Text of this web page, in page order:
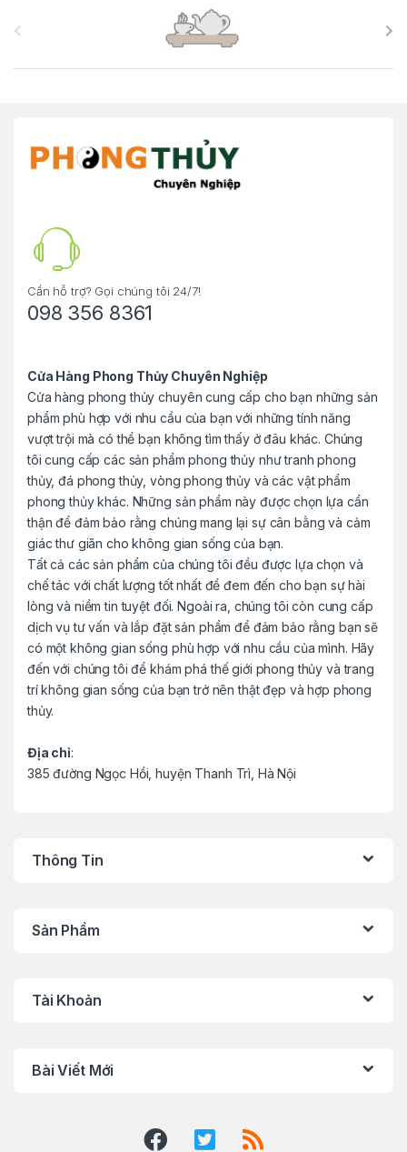
Cần hỗ trợ? Gọi chúng tôi 24/7!
098 356 8361
Cửa Hàng Phong Thủy Chuyên Nghiệp
Cửa hàng phong thủy chuyên cung cấp cho bạn những sản
phẩm phù hợp với nhu cầu của bạn với những tính năng
vượt trội mà có thể bạn không tìm thấy ở đâu khác. Chúng
tôi cung cấp các sản phẩm phong thủy như tranh phong
thủy, đá phong thủy, vòng phong thủy và các vật phẩm
phong thủy khác. Những sản phẩm này được chọn lựa cẩn
thận để đảm bảo rằng chúng mang lại sự cân bằng và cảm
giác thư giãn cho không gian sống của bạn.
Tất cả các sản phẩm của chúng tôi đều được lựa chọn và
chế tác với chất lượng tốt nhất để đem đến cho bạn sự hài
lòng và niềm tin tuyệt đối. Ngoài ra, chúng tôi còn cung cấp
dịch vụ tư vấn và lắp đặt sản phẩm để đảm bảo rằng bạn sẽ
có một không gian sống phù hợp với nhu cầu của mình. Hãy
đến với chúng tôi để khám phá thế giới phong thủy và trang
trí không gian sống của bạn trở nên thật đẹp và hợp phong
thủy.
Địa chỉ:
385 đường Ngọc Hồi, huyện Thanh Trì, Hà Nội
Thông Tin
Sản Phẩm
Tài Khoản
Bài Viết Mới